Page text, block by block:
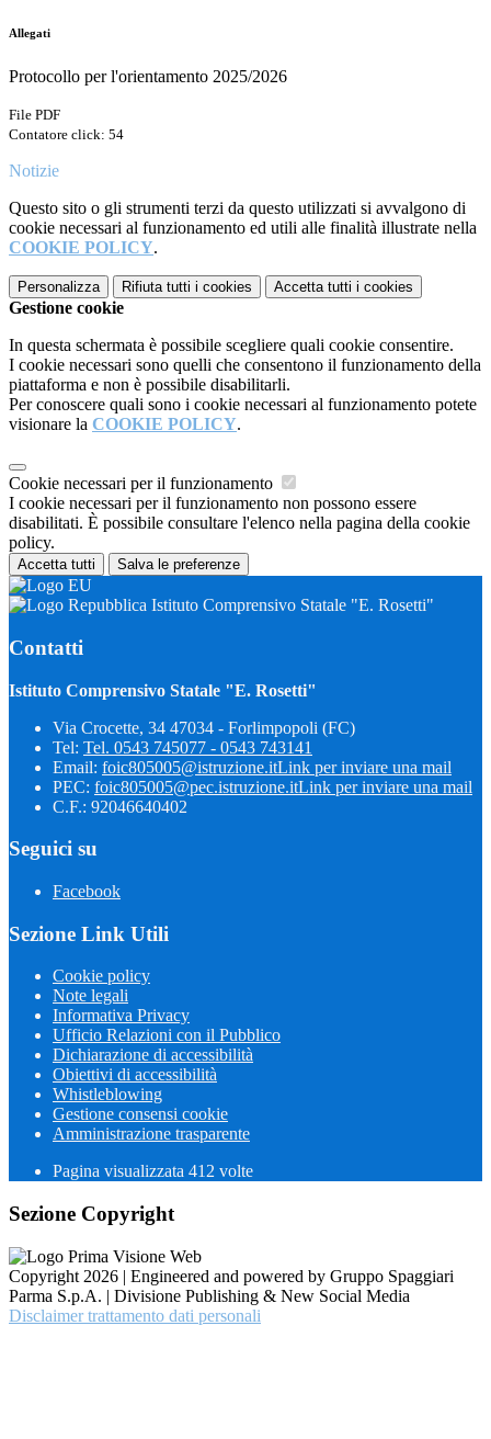
Allegati
Protocollo per l'orientamento 2025/2026
File PDF
Contatore click: 54
Notizie
Questo sito o gli strumenti terzi da questo utilizzati si avvalgono di
cookie necessari al funzionamento ed utili alle finalità illustrate nella
COOKIE POLICY.
Personalizza Rifiuta tutti i cookies Accetta tutti i cookies
Gestione cookie
In questa schermata è possibile scegliere quali cookie consentire.
I cookie necessari sono quelli che consentono il funzionamento della
piattaforma e non è possibile disabilitarli.
Per conoscere quali sono i cookie necessari al funzionamento potete
visionare la COOKIE POLICY.
Cookie necessari per il funzionamento
I cookie necessari per il funzionamento non possono essere
disabilitati. È possibile consultare l'elenco nella pagina della cookie
policy.
Accetta tutti Salva le preferenze
Istituto Comprensivo Statale "E. Rosetti"
Contatti
Istituto Comprensivo Statale "E. Rosetti"
Via Crocette, 34 47034 - Forlimpopoli (FC)
Tel: Tel. 0543 745077 - 0543 743141
Email: foic805005@istruzione.itLink per inviare una mail
PEC: foic805005@pec.istruzione.itLink per inviare una mail
C.F.: 92046640402
Seguici su
Facebook
Sezione Link Utili
Cookie policy
Note legali
Informativa Privacy
Ufficio Relazioni con il Pubblico
Dichiarazione di accessibilità
Obiettivi di accessibilità
Whistleblowing
Gestione consensi cookie
Amministrazione trasparente
Pagina visualizzata 412 volte
Sezione Copyright
Copyright 2026 | Engineered and powered by Gruppo Spaggiari
Parma S.p.A. | Divisione Publishing & New Social Media
Disclaimer trattamento dati personali